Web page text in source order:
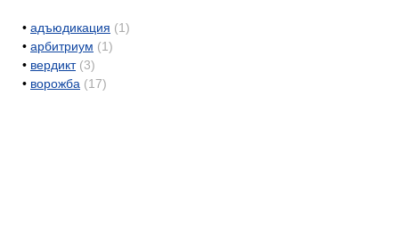
• адъюдикация (1)
• арбитриум (1)
• вердикт (3)
• ворожба (17)